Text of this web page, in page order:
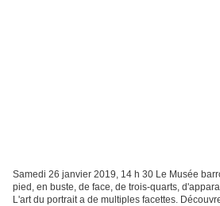
Samedi 26 janvier 2019, 14 h 30 Le Musée
pied, en buste, de face, de trois-quarts,
L'art du portrait a de multiples facettes.